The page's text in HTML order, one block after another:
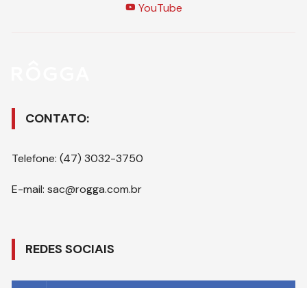
YouTube
CONTATO:
Telefone: (47) 3032-3750
E-mail: sac@rogga.com.br
REDES SOCIAIS